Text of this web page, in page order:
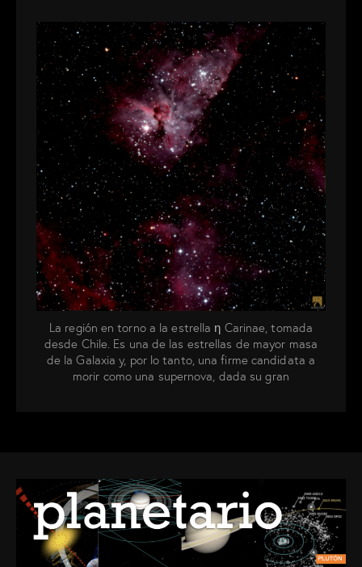
La región en torno a la estrella η Carinae, tomada
desde Chile. Es una de las estrellas de mayor masa
de la Galaxia y, por lo tanto, una firme candidata a
morir como una supernova, dada su gran